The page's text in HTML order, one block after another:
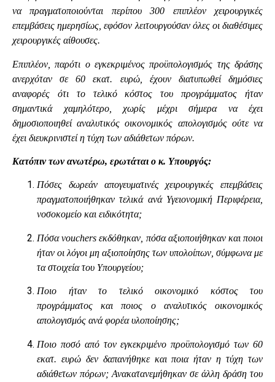
να πραγματοποιούνται περίπου 300 επιπλέον χειρουργικές
επεμβάσεις ημερησίως, εφόσον λειτουργούσαν όλες οι διαθέσιμες
χειρουργικές αίθουσες.
Επιπλέον, παρότι ο εγκεκριμένος προϋπολογισμός της δράσης
ανερχόταν σε 60 εκατ. ευρώ, έχουν διατυπωθεί δημόσιες
αναφορές ότι το τελικό κόστος του προγράμματος ήταν
σημαντικά χαμηλότερο, χωρίς μέχρι σήμερα να έχει
δημοσιοποιηθεί αναλυτικός οικονομικός απολογισμός ούτε να
έχει διευκρινιστεί η τύχη των αδιάθετων πόρων.
Κατόπιν των ανωτέρω, ερωτάται ο κ. Υπουργός:
Πόσες δωρεάν απογευματινές χειρουργικές επεμβάσεις
πραγματοποιήθηκαν τελικά ανά Υγειονομική Περιφέρεια,
νοσοκομείο και ειδικότητα;
Πόσα vouchers εκδόθηκαν, πόσα αξιοποιήθηκαν και ποιοι
ήταν οι λόγοι μη αξιοποίησης των υπολοίπων, σύμφωνα με
τα στοιχεία του Υπουργείου;
Ποιο ήταν το τελικό οικονομικό κόστος του
προγράμματος και ποιος ο αναλυτικός οικονομικός
απολογισμός ανά φορέα υλοποίησης;
Ποιο ποσό από τον εγκεκριμένο προϋπολογισμό των 60
εκατ. ευρώ δεν δαπανήθηκε και ποια ήταν η τύχη των
αδιάθετων πόρων; Ανακατανεμήθηκαν σε άλλη δράση του